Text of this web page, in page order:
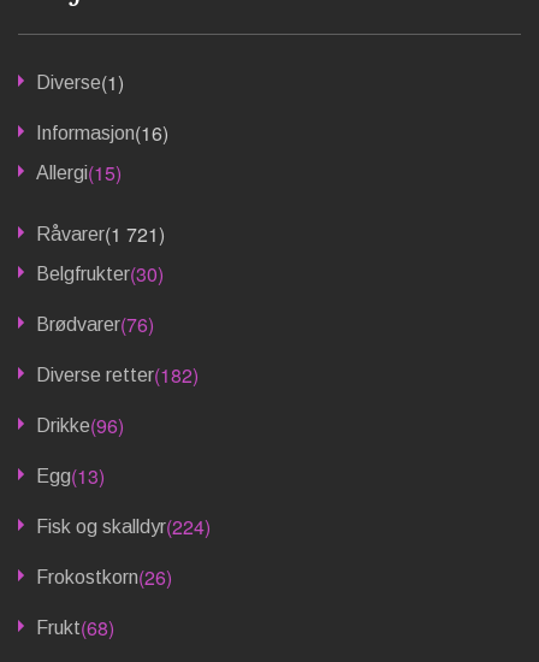
Diverse(1)
Informasjon(16)
Allergi(15)
Råvarer(1 721)
Belgfrukter(30)
Brødvarer(76)
Diverse retter(182)
Drikke(96)
Egg(13)
Fisk og skalldyr(224)
Frokostkorn(26)
Frukt(68)